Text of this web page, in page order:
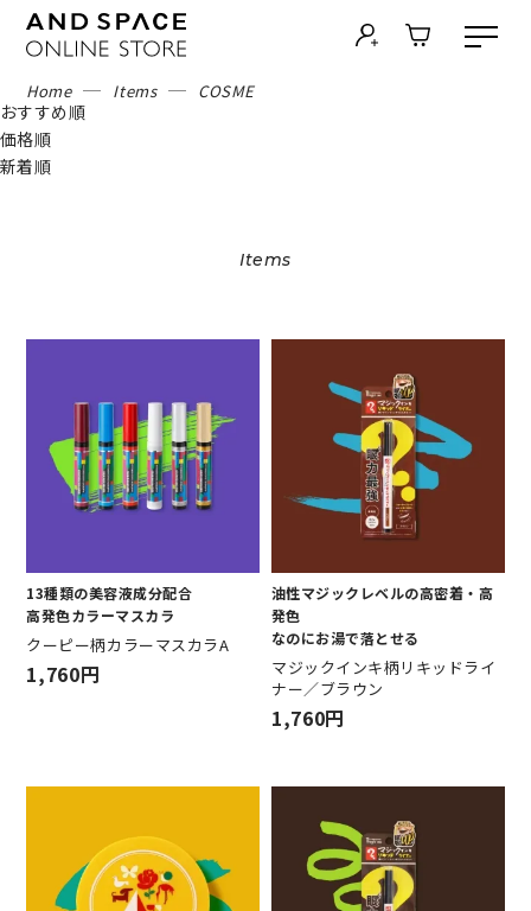
Home Items COSME
おすすめ順
価格順
新着順
Items
13種類の美容液成分配合
高発色カラーマスカラ
クーピー柄カラーマスカラA
1,760円
油性マジックレベルの高密着・高
発色
なのにお湯で落とせる
マジックインキ柄リキッドライ
ナー／ブラウン
1,760円